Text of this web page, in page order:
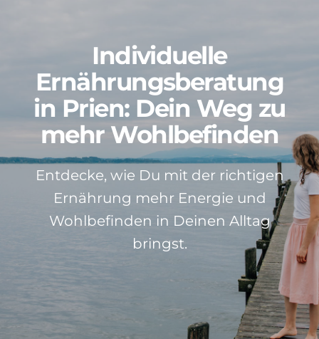
Neuigkeiten
Kontakt
Über mich
Impressum
Individuelle
Ernährungsberatung
in Prien: Dein Weg zu
mehr Wohlbefinden
Entdecke, wie Du mit der richtigen
Ernährung mehr Energie und
Wohlbefinden in Deinen Alltag
bringst.